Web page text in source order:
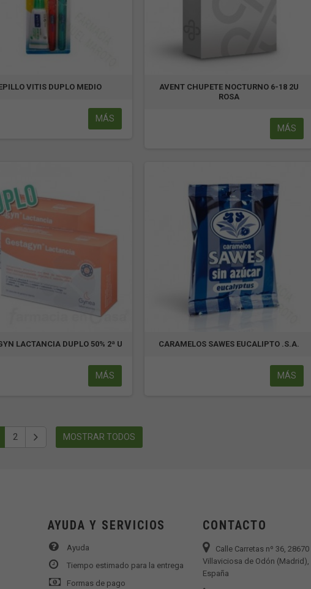
VITIS DUPLO MEDIO
MÁS
AVENT CHUPETE NOCTURNO 6-18 2U
ROSA
MÁS
LACTANCIA DUPLO 50% 2ª U
MÁS
CARAMELOS SAWES EUCALIPTO .S.A.
MÁS
2 MOSTRAR TODOS
AYUDA Y SERVICIOS
Ayuda
Tiempo estimado para la entrega
Formas de pago
CONTACTO
Calle Carretas nº 36, 28670
Villaviciosa de Odón (Madrid),
España